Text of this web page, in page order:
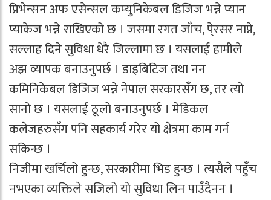
प्रिभेन्सन अफ एसेन्सल कम्युनिकेबल डिजिज भन्ने प्यान
प्याकेज भन्ने राखिएको छ । जसमा रगत जाँच, पे्रसर नाप्ने,
सल्लाह दिने सुविधा धेरै जिल्लामा छ । यसलाई हामीले
अझ व्यापक बनाउनुपर्छ । डाइबिटिज तथा नन
कमिनिकेबल डिजिज भन्ने नेपाल सरकारसँग छ, तर त्यो
सानो छ । यसलाई ठूलो बनाउनुपर्छ । मेडिकल
कलेजहरुसँग पनि सहकार्य गरेर यो क्षेत्रमा काम गर्न
सकिन्छ ।
निजीमा खर्चिलो हुन्छ, सरकारीमा भिड हुन्छ । त्यसैले पहुँच
नभएका व्यक्तिले सजिलो यो सुविधा लिन पाउँदैनन ।